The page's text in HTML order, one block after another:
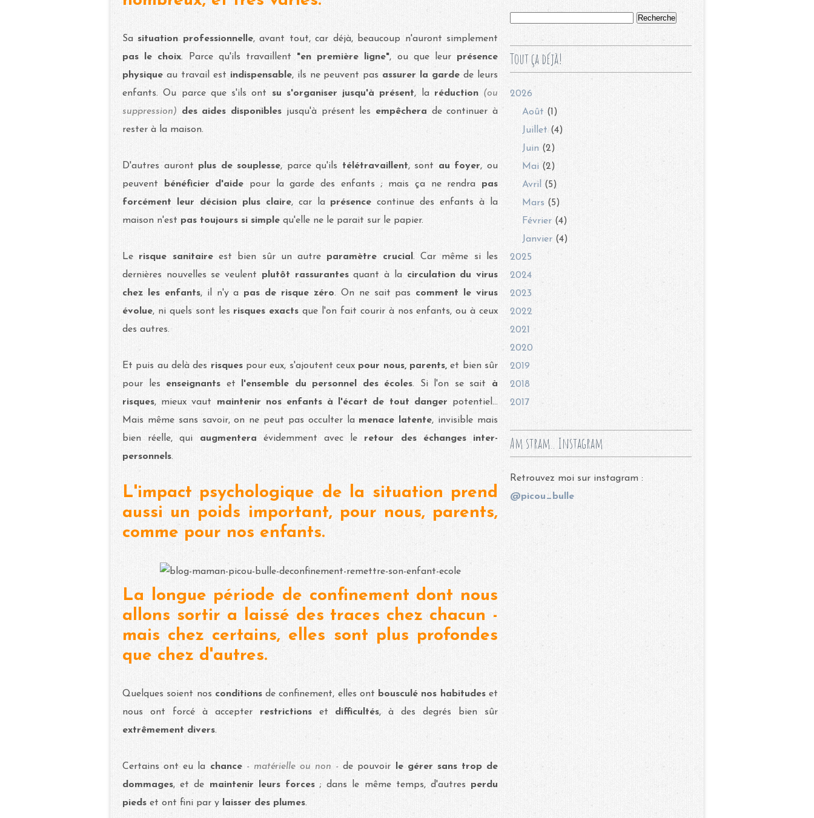
Sasituation professionnelle, avant tout, car déjà, beaucoup n'auront simplement
pas le choix. Parce qu'ils travaillent "en première ligne", ou que leur présence
physique au travail est indispensable, ils ne peuvent pas assurer la gardede leurs
enfants. Ou parce que s'ils ont su s'organiser jusqu'à présent, la réduction (ou
suppression)
des aides disponibles jusqu'à présent les empêchera de continuer à
rester à la maison.
D'autres auront plus de souplesse, parce qu'ils télétravaillent, sont au foyer, ou
peuvent
bénéficier d'aide pour la garde des enfants ; mais ça ne rendra pas
forcément leur décision plus claire, car la présencecontinue des enfants à la
maison n'est pas toujours si simple qu'elle ne le parait sur le papier.
Le risque sanitaireest bien sûr un autre paramètre crucial . Car même si les
dernières nouvelles se veulent plutôt rassurantesquant à la circulation du virus
chez les enfants, il n'y a pas de risque zéro. On ne sait pas comment le virus
évolue, ni quels sont les risques exactsque l'on fait courir à nos enfants, ou à ceux
des autres.
Et puis au delà des risques pour eux, s'ajoutent ceux pour nous, parents, et bien sûr
pour les enseignants et l'ensemble du personnel des écoles. Si l'on se sait à
risques, mieux vaut maintenir nos enfants à l'écart de tout danger potentiel...
Mais même sans savoir, on ne peut pas occulter la menace latente, invisible mais
bien réelle, qui augmentera évidemment avec le retour des échanges inter-
personnels.
L'impact psychologique de la situation prend
aussi un poids important, pour nous, parents,
comme pour nos enfants.
La longue période de confinement dont nous
allons sortir a laissé des traces chez chacun -
mais chez certains, elles sont plus profondes
que chez d'autres.
Quelques soient nos conditionsde confinement, elles ont bousculé nos habitudeset
nous ont forcé à accepter restrictions et difficultés, à des degrés bien sûr
extrêmement divers.
Certains ont eu la chance - matérielle ou non -de pouvoir
le gérer sans trop de
dommages, et de maintenir leurs forces ; dans le même temps, d'autres perdu
pieds et ont fini par y laisser des plumes.
Tout ça déjà!
2026
Août (1)
Juillet (4)
Juin (2)
Mai (2)
Avril
(5)
Mars (5)
Février (4)
Janvier (4)
2025
2024
2023
2022
2021
2020
2019
2018
2017
Am stram.. Instagram
Retrouvez moi sur instagram :
@picou_bulle